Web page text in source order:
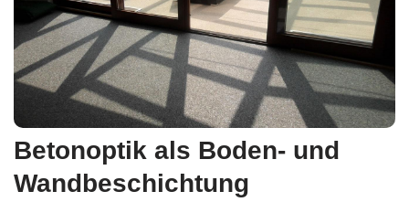
Betonoptik als Boden- und
Wandbeschichtung